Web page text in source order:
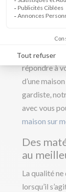
transformée
construction
permettant
répondre à
d’une
gardiste,
avec vous
maison sur
Des
au
La qualité
lorsqu’il